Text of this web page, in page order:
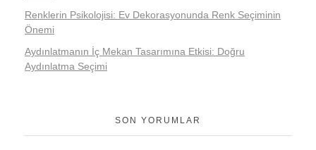
Renklerin Psikolojisi: Ev Dekorasyonunda Renk Seçiminin
Önemi
Aydınlatmanın İç Mekan Tasarımına Etkisi: Doğru
Aydınlatma Seçimi
SON YORUMLAR